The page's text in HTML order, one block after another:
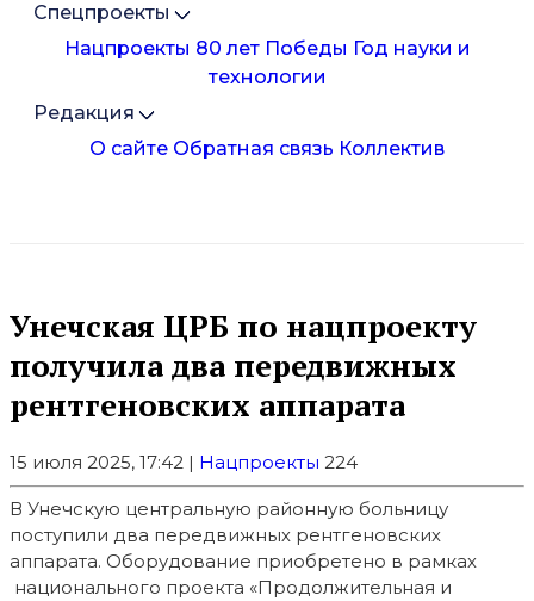
Спецпроекты
Нацпроекты 80 лет Победы Год науки и
технологии
Редакция
О сайте Обратная связь Коллектив
Унечская ЦРБ по нацпроекту
получила два передвижных
рентгеновских аппарата
15 июля 2025, 17:42 | Нацпроекты 224
В Унечскую центральную районную больницу
поступили два передвижных рентгеновских
аппарата. Оборудование приобретено в рамках
национального проекта «Продолжительная и